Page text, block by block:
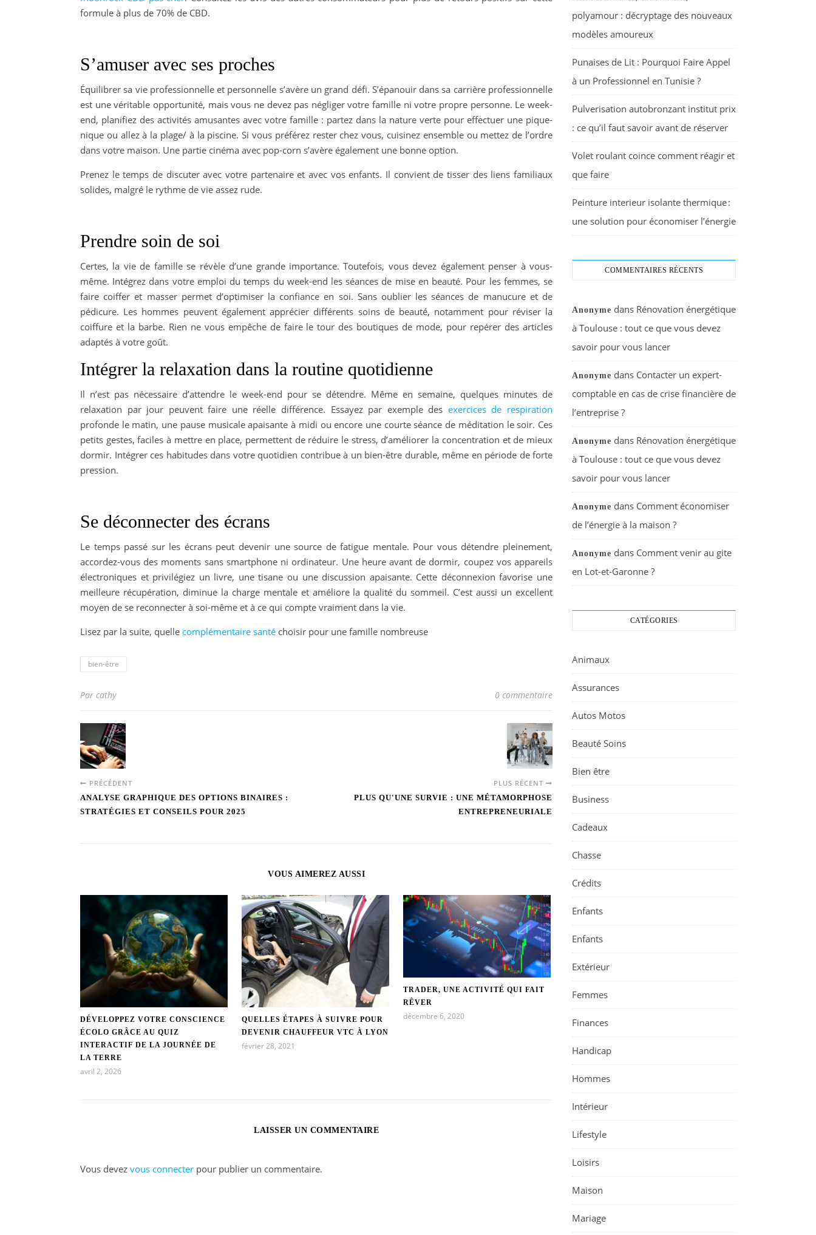
formule à plus de 70% de CBD.
S’amuser avec ses proches
Équilibrer sa vie professionnelle et personnelle s’avère un grand défi. S’épanouir dans sa carrière professionnelle
est une véritable opportunité, mais vous ne devez pas négliger votre famille ni votre propre personne. Le week-
end, planifiez des activités amusantes avec votre famille : partez dans la nature verte pour effectuer une pique-
nique ou allez à la plage/ à la piscine. Si vous préférez rester chez vous, cuisinez ensemble ou mettez de l’ordre
dans votre maison. Une partie cinéma avec pop-corn s’avère également une bonne option.
Prenez le temps de discuter avec votre partenaire et avec vos enfants. Il convient de tisser des liens familiaux
solides, malgré le rythme de vie assez rude.
Prendre soin de soi
Certes, la vie de famille se révèle d’une grande importance. Toutefois, vous devez également penser à vous-
même. Intégrez dans votre emploi du temps du week-end les séances de mise en beauté. Pour les femmes, se
faire coiffer et masser permet d’optimiser la confiance en soi. Sans oublier les séances de manucure et de
pédicure. Les hommes peuvent également apprécier différents soins de beauté, notamment pour réviser la
coiffure et la barbe. Rien ne vous empêche de faire le tour des boutiques de mode, pour repérer des articles
adaptés à votre goût.
Intégrer la relaxation dans la routine quotidienne
Il n’est pas nécessaire d’attendre le week-end pour se détendre. Même en semaine, quelques minutes de
relaxation par jour peuvent faire une réelle différence. Essayez par exemple des exercices de respiration
profonde le matin, une pause musicale apaisante à midi ou encore une courte séance de méditation le soir. Ces
petits gestes, faciles à mettre en place, permettent de réduire le stress, d’améliorer la concentration et de mieux
dormir. Intégrer ces habitudes dans votre quotidien contribue à un bien-être durable, même en période de forte
pression.
Se déconnecter des écrans
Le temps passé sur les écrans peut devenir une source de fatigue mentale. Pour vous détendre pleinement,
accordez-vous des moments sans smartphone ni ordinateur. Une heure avant de dormir, coupez vos appareils
électroniques et privilégiez un livre, une tisane ou une discussion apaisante. Cette déconnexion favorise une
meilleure récupération, diminue la charge mentale et améliore la qualité du sommeil. C’est aussi un excellent
moyen de se reconnecter à soi-même et à ce qui compte vraiment dans la vie.
Lisez par la suite, quelle complémentaire santé choisir pour une famille nombreuse
bien-être
Par cathy 0 commentaire
PRÉCÉDENT
ANALYSE GRAPHIQUE DES OPTIONS BINAIRES :
STRATÉGIES ET CONSEILS POUR 2025
PLUS RÉCENT
PLUS QU'UNE SURVIE : UNE MÉTAMORPHOSE
ENTREPRENEURIALE
VOUS AIMEREZ AUSSI
DÉVELOPPEZ VOTRE CONSCIENCE
ÉCOLO GRÂCE AU QUIZ
INTERACTIF DE LA JOURNÉE DE
LA TERRE
avril 2, 2026
QUELLES ÉTAPES À SUIVRE POUR
DEVENIR CHAUFFEUR VTC À LYON
février 28, 2021
TRADER, UNE ACTIVITÉ QUI FAIT
RÊVER
décembre 6, 2020
LAISSER UN COMMENTAIRE
Vous devez vous connecter pour publier un commentaire.
polyamour : décryptage des nouveaux
modèles amoureux
Punaises de Lit : Pourquoi Faire Appel
à un Professionnel en Tunisie ?
Pulverisation autobronzant institut prix
: ce qu’il faut savoir avant de réserver
Volet roulant coince comment réagir et
que faire
Peinture interieur isolante thermique :
une solution pour économiser l’énergie
COMMENTAIRES RÉCENTS
Anonyme dans Rénovation énergétique
à Toulouse : tout ce que vous devez
savoir pour vous lancer
Anonyme dans Contacter un expert-
comptable en cas de crise financière de
l’entreprise ?
Anonyme dans Rénovation énergétique
à Toulouse : tout ce que vous devez
savoir pour vous lancer
Anonyme dans Comment économiser
de l’énergie à la maison ?
Anonyme dans Comment venir au gite
en Lot-et-Garonne ?
CATÉGORIES
Animaux
Assurances
Autos Motos
Beauté Soins
Bien être
Business
Cadeaux
Chasse
Crédits
Enfants
Enfants
Extérieur
Femmes
Finances
Handicap
Hommes
Intérieur
Lifestyle
Loisirs
Maison
Mariage